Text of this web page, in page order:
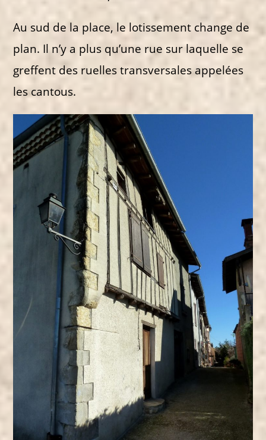
Au sud de la place, le lotissement change de
plan. Il n’y a plus qu’une rue sur laquelle se
greffent des ruelles transversales appelées
les cantous.